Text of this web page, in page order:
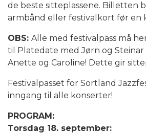
de beste sitteplassene. Billetten
armbånd eller festivalkort før en
OBS: Alle med festivalpass må
til Platedate med Jørn og
Anette og Caroline! Dette gir
Festivalpasset for Sortland
inngang til alle konserter!
PROGRAM:
Torsdag 18. september: